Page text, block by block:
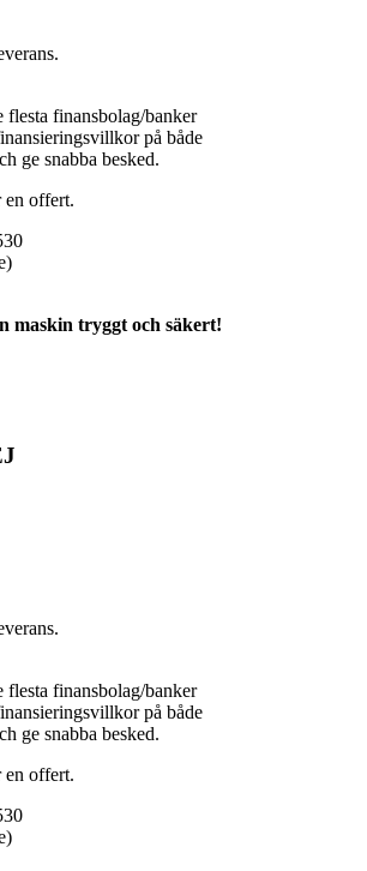
flesta finansbolag/banker
på både
ge snabba besked.
en offert.
maskin tryggt och säkert!
flesta finansbolag/banker
på både
ge snabba besked.
en offert.